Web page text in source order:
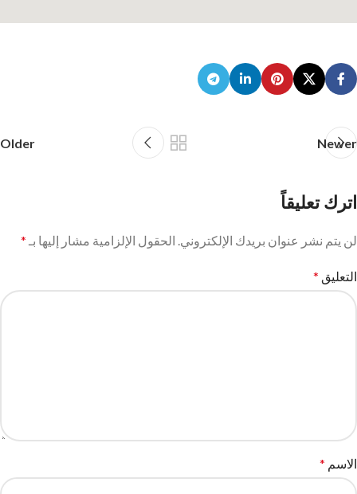
Newer
Older
اترك تعليقاً
لن يتم نشر عنوان بريدك الإلكتروني. الحقول الإلزامية مشار إليها بـ *
التعليق *
الاسم *